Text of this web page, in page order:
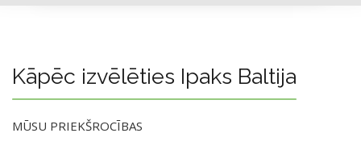
Kāpēc izvēlēties Ipaks Baltija
MŪSU PRIEKŠROCĪBAS